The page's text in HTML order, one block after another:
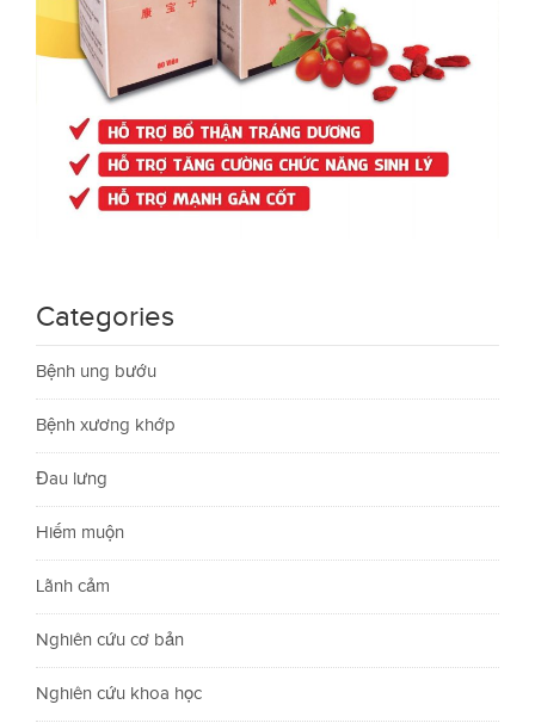
Categories
Bệnh ung bướu
Bệnh xương khớp
Đau lưng
Hiếm muộn
Lãnh cảm
Nghiên cứu cơ bản
Nghiên cứu khoa học